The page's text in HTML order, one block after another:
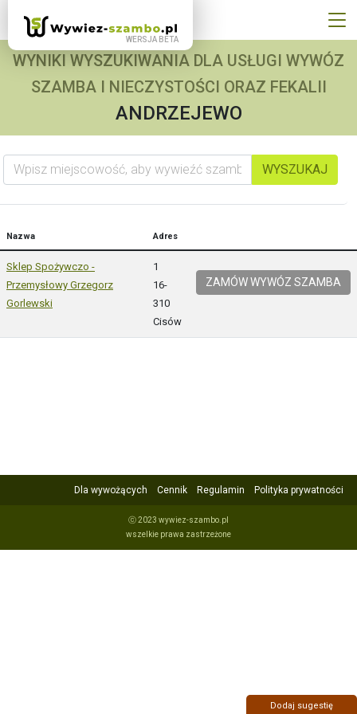
WYNIKI WYSZUKIWANIA DLA USŁUGI WYWÓZ
SZAMBA I NIECZYSTOŚCI ORAZ FEKALII
ANDRZEJEWO
Wpisz miejscowość, aby wywieźć szambo
WYSZUKAJ
Nazwa Adres
Sklep Spożywczo -
Przemysłowy Grzegorz
Gorlewski
1
16-
310
Cisów
ZAMÓW WYWÓZ SZAMBA
Dla wywożących Cennik Regulamin Polityka prywatności
ⓒ 2023 wywiez-szambo.pl
wszelkie prawa zastrzeżone
Dodaj sugestię